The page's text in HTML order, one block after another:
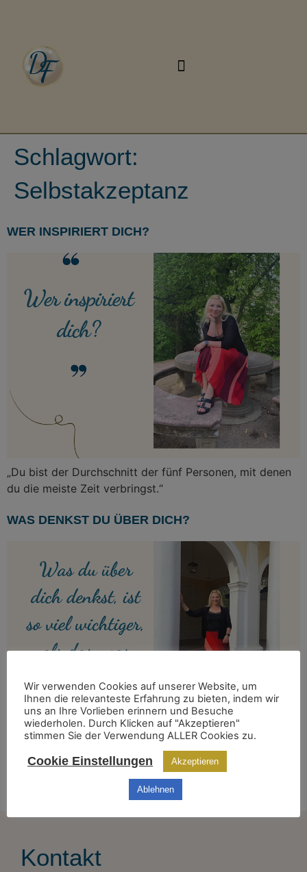
Schlagwort:
Selbstakzeptanz
WER INSPIRIERT DICH?
„Du bist der Durchschnitt der fünf Personen, mit denen
du die meiste Zeit verbringst.“
WAS DENKST DU ÜBER DICH?
Du kannst Menschen nicht davon abhalten, dich zu
bewerten. Aber du kannst Dich selbst davon abhalten,
dich so sehr davon beeinflussen zu lassen.
Kontakt
Wir verwenden Cookies auf unserer Website, um
Ihnen die relevanteste Erfahrung zu bieten, indem wir
uns an Ihre Vorlieben erinnern und Besuche
wiederholen. Durch Klicken auf "Akzeptieren"
stimmen Sie der Verwendung ALLER Cookies zu.
Cookie Einstellungen Akzeptieren
Ablehnen